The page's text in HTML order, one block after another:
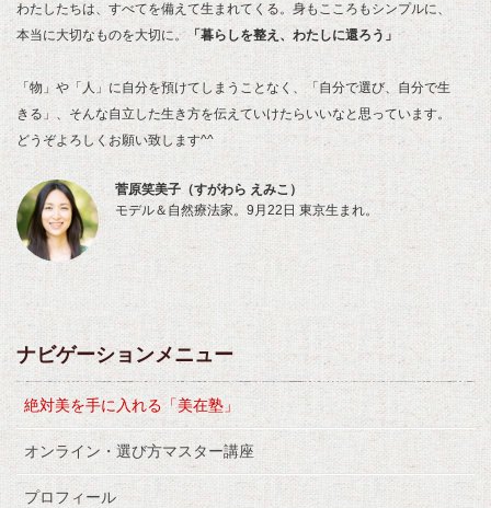
わたしたちは、すべてを備えて生まれてくる。身もこころもシンプルに、
本当に大切なものを大切に。 「暮らしを整え、わたしに還ろう」
「物」や「人」に自分を預けてしまうことなく、「自分で選び、自分で生
きる」、そんな自立した生き方を伝えていけたらいいなと思っています。
どうぞよろしくお願い致します^^
菅原笑美子（すがわら えみこ）
モデル＆自然療法家。9月22日 東京生まれ。
ナビゲーションメニュー
絶対美を手に入れる「美在塾」
オンライン・選び方マスター講座
プロフィール